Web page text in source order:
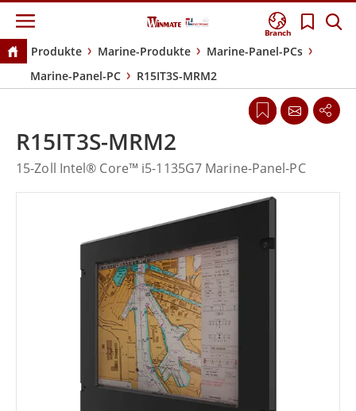
Branch
Produkte Marine-Produkte
Marine-Panel-PCs
Marine-Panel-PC
R15IT3S-MRM2
R15IT3S-MRM2
15-Zoll Intel® Core™ i5-​1135G7 Marine-Panel-PC